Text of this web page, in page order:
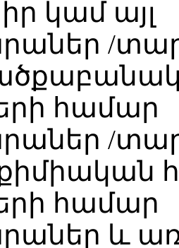
կամ այլ
/
համար
/
համար
և